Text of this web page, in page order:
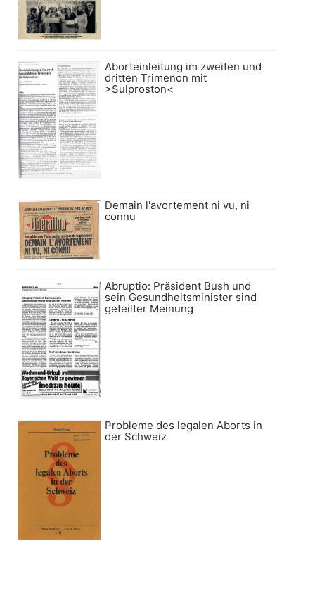
Aborteinleitung im zweiten und
dritten Trimenon mit
>Sulproston<
Demain l'avortement ni vu, ni
connu
Abruptio: Präsident Bush und
sein Gesundheitsminister sind
geteilter Meinung
Probleme des legalen Aborts in
der Schweiz